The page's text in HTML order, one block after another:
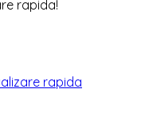
rapida!
rapida